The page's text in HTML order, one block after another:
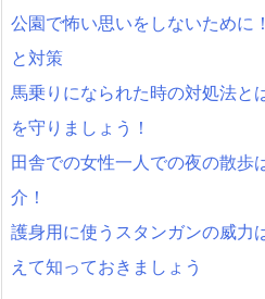
公園で怖い思いをしないために
と対策
馬乗りになられた時の対処法と
を守りましょう！
田舎での女性一人での夜の散歩
介！
護身用に使うスタンガンの威力
えて知っておきましょう